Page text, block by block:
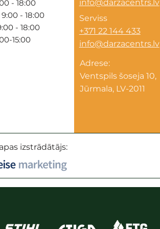
- 18:00
- 18:00
- 18:00
15:00
info@darzacentrs.lv
Serviss
+371 22 144 433
info@darzacentrs.lv
Adrese:
Ventspils šoseja 10,
Jūrmala, LV-2011
izstrādātājs: